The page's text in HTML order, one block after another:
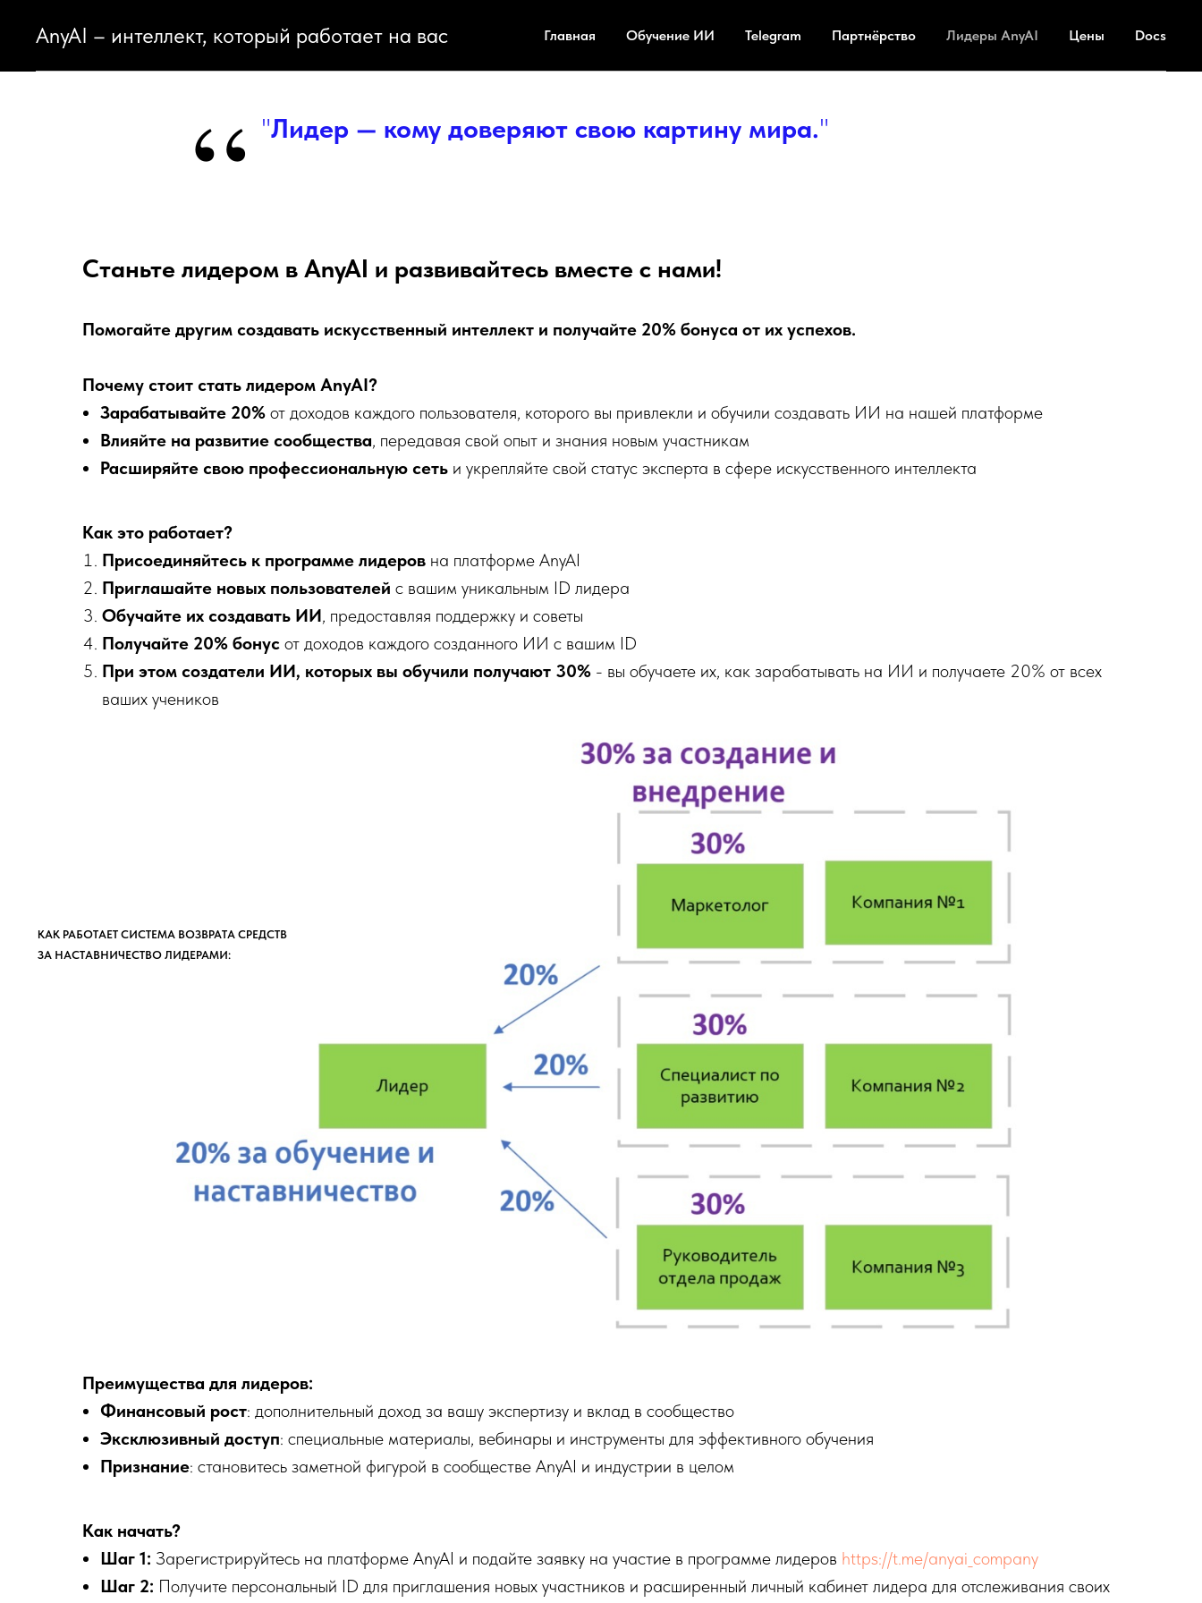
AnyAI – интеллект, который работает на вас Главная Обучение ИИ Telegram Партнёрство Лидеры AnyAI Цены Docs
“ "Лидер — кому доверяют свою картину мира."
Станьте лидером в AnyAI и развивайтесь вместе с нами!
Помогайте другим создавать искусственный интеллект и получайте 20% бонуса от их успехов.
Почему стоит стать лидером AnyAI?
Зарабатывайте 20% от доходов каждого пользователя, которого вы привлекли и обучили создавать ИИ на нашей платформе
Влияйте на развитие сообщества, передавая свой опыт и знания новым участникам
Расширяйте свою профессиональную сеть и укрепляйте свой статус эксперта в сфере искусственного интеллекта
Как это работает?
Присоединяйтесь к программе лидеров на платформе AnyAI
Приглашайте новых пользователей с вашим уникальным ID лидера
Обучайте их создавать ИИ, предоставляя поддержку и советы
Получайте 20% бонус от доходов каждого созданного ИИ с вашим ID
При этом создатели ИИ, которых вы обучили получают 30% - вы обучаете их, как зарабатывать на ИИ и получаете 20% от всех
ваших учеников
КАК РАБОТАЕТ СИСТЕМА ВОЗВРАТА СРЕДСТВ
ЗА НАСТАВНИЧЕСТВО ЛИДЕРАМИ:
Преимущества для лидеров:
Финансовый рост: дополнительный доход за вашу экспертизу и вклад в сообщество
Эксклюзивный доступ: специальные материалы, вебинары и инструменты для эффективного обучения
Признание: становитесь заметной фигурой в сообществе AnyAI и индустрии в целом
Как начать?
Шаг 1: Зарегистрируйтесь на платформе AnyAI и подайте заявку на участие в программе лидеров https://t.me/anyai_company
Шаг 2: Получите персональный ID для приглашения новых участников и расширенный личный кабинет лидера для отслеживания своих